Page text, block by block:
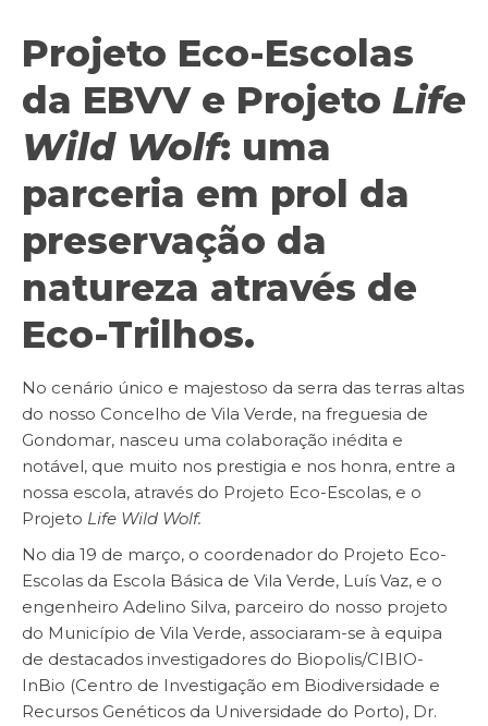
Projeto Eco-Escolas
da EBVV e Projeto Life
Wild Wolf: uma
parceria em prol da
preservação da
natureza através de
Eco-Trilhos.
No cenário único e majestoso da serra das terras altas
do nosso Concelho de Vila Verde, na freguesia de
Gondomar, nasceu uma colaboração inédita e
notável, que muito nos prestigia e nos honra, entre a
nossa escola, através do Projeto Eco-Escolas, e o
Projeto Life Wild Wolf.
No dia 19 de março, o coordenador do Projeto Eco-
Escolas da Escola Básica de Vila Verde, Luís Vaz, e o
engenheiro Adelino Silva, parceiro do nosso projeto
do Município de Vila Verde, associaram-se à equipa
de destacados investigadores do Biopolis/CIBIO-
InBio (Centro de Investigação em Biodiversidade e
Recursos Genéticos da Universidade do Porto), Dr.